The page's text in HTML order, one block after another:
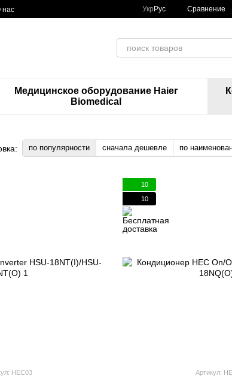
нас Укр Рус Сравнение
Медицинское оборудование Haier
Biomedical
по популярности сначала дешевле по
HEC03
10
10
Артикул: